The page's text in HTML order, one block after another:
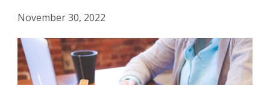
November 30, 2022